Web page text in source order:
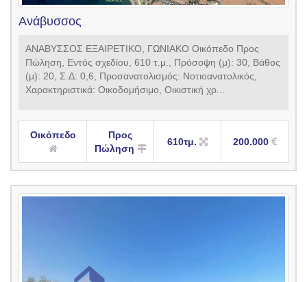
Ανάβυσσος
ΑΝΑΒΥΣΣΟΣ ΕΞΑΙΡΕΤΙΚΟ, ΓΩΝΙΑΚΟ Οικόπεδο Προς
Πώληση, Εντός σχεδίου, 610 τ.μ., Πρόσοψη (μ): 30, Βάθος
(μ): 20, Σ.Δ: 0,6, Προσανατολισμός: Νοτιοανατολικός,
Χαρακτηριστικά: Οικοδομήσιμο, Οικιστική χρ...
Οικόπεδο
Προς
Πώληση
610τμ. 200.000